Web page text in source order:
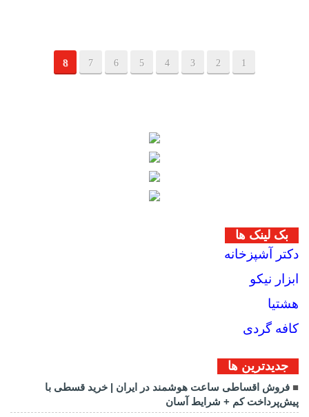
1
2
3
4
5
6
7
8
بک لینک ها
دکتر آشپزخانه
ابزار نیکو
هشتیا
کافه گردی
جديدترين ها
فروش اقساطی ساعت هوشمند در ایران | خرید قسطی با
پیش‌پرداخت کم + شرایط آسان